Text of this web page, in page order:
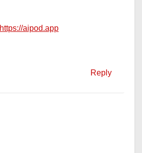
https://aipod.app
Reply